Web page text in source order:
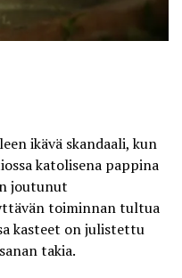
ikävä skandaali, kun
katolisena pappina
joutunut
toiminnan tultua
kasteet on julistettu
takia.